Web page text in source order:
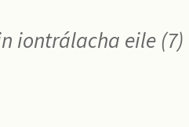
iontrálacha eile (7)